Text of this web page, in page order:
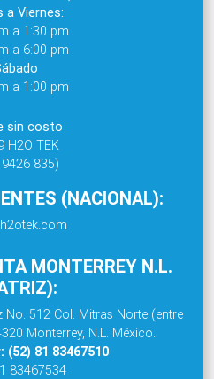
a Viernes:
a 1:30 pm
a 6:00 pm
a 1:00 pm
sin costo
H2O TEK
835)
(NACIONAL):
MONTERREY N.L.
No. 512 Col. Mitras Norte (entre
Monterrey, N.L. México.
(52) 81 83467510
83467534